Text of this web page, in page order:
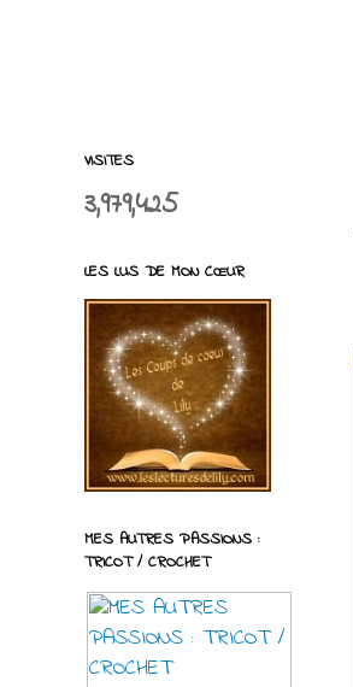
VISITES
3,979,425
LES LUS DE MON CŒUR
MES AUTRES PASSIONS :
TRICOT / CROCHET